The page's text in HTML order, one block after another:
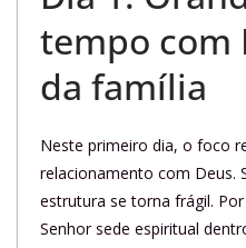
tempo com
da família
Neste primeiro dia, o foco
relacionamento com Deus.
estrutura se torna frágil.
Senhor sede espiritual